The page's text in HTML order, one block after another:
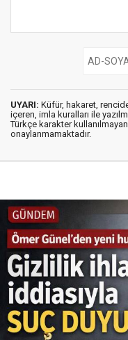
UYARI: Küfür, hakaret,
içeren, imla kuralları ile
Türkçe karakter
onaylanmamaktadır.